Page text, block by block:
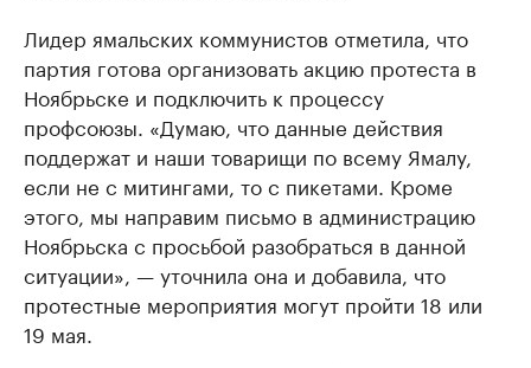
Лидер ямальских коммунистов отметила, что
партия готова организовать акцию протеста в
Ноябрьске и подключить к процессу
профсоюзы. «Думаю, что данные действия
поддержат и наши товарищи по всему Ямалу,
если не с митингами, то с пикетами. Кроме
этого, мы направим письмо в администрацию
Ноябрьска с просьбой разобраться в данной
ситуации», — уточнила она и добавила, что
протестные мероприятия могут пройти 18 или
19 мая.